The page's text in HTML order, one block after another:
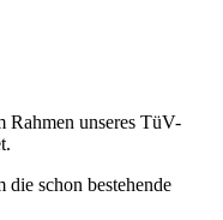
Rahmen unseres TüV-
die schon bestehende